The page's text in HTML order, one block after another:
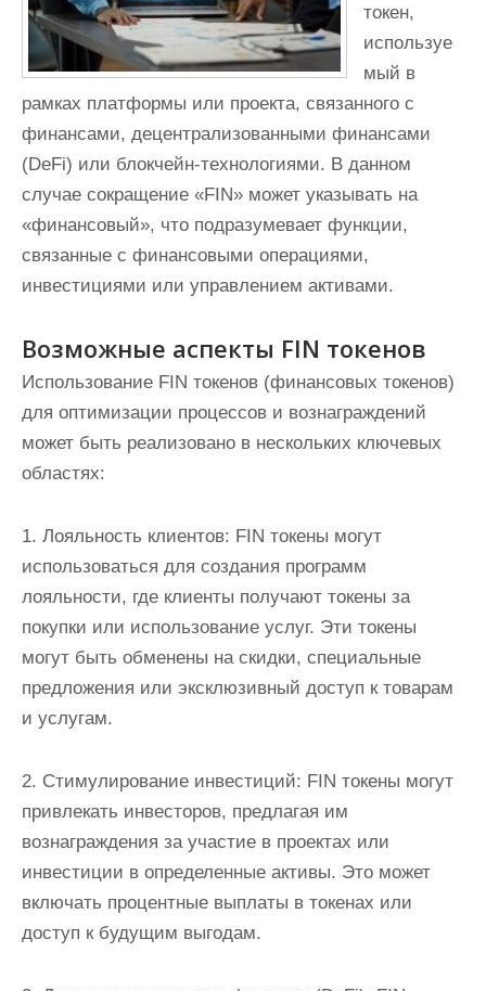
токен,
используе
мый в
рамках платформы или проекта, связанного с
финансами, децентрализованными финансами
(DeFi) или блокчейн-технологиями. В данном
случае сокращение «FIN» может указывать на
«финансовый», что подразумевает функции,
связанные с финансовыми операциями,
инвестициями или управлением активами.
Возможные аспекты FIN токенов
Использование FIN токенов (финансовых токенов)
для оптимизации процессов и вознаграждений
может быть реализовано в нескольких ключевых
областях:
1. Лояльность клиентов: FIN токены могут
использоваться для создания программ
лояльности, где клиенты получают токены за
покупки или использование услуг. Эти токены
могут быть обменены на скидки, специальные
предложения или эксклюзивный доступ к товарам
и услугам.
2. Стимулирование инвестиций: FIN токены могут
привлекать инвесторов, предлагая им
вознаграждения за участие в проектах или
инвестиции в определенные активы. Это может
включать процентные выплаты в токенах или
доступ к будущим выгодам.